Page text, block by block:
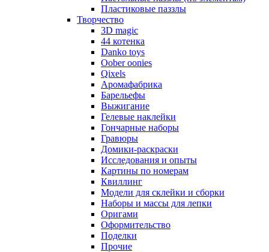
Пластиковые паззлы
Творчество
3D magic
44 котенка
Danko toys
Oober oonies
Qixels
Аромафабрика
Барельефы
Выжигание
Гелевые наклейки
Гончарные наборы
Гравюры
Домики-раскраски
Исследования и опыты
Картины по номерам
Квиллинг
Модели для склейки и сборки
Наборы и массы для лепки
Оригами
Оформительство
Поделки
Прочие